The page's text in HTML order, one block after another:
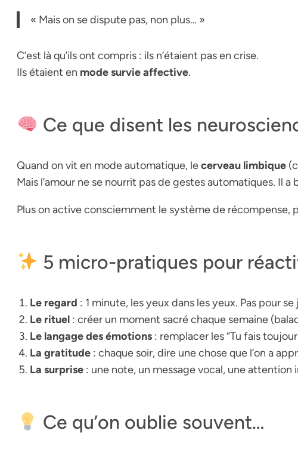
« Mais on se dispute pas, non plus… »
C’est là qu’ils ont compris : ils n’étaient pas en crise.
Ils étaient en mode survie affective.
Ce que disent les
Quand on vit en mode automatique, lecerveau limbique
Mais l’amour ne se nourrit pas de gestes automatiques. Il a
Plus on active consciemment le système de récompense,
5 micro-pratiques pour
Le regard : 1 minute, les yeux dans les yeux. Pas pour
Le rituel : créer un moment sacré chaque semaine
Le langage des émotions : remplacer les “Tu fais
La gratitude : chaque soir, dire une chose que l’on a
La surprise : une note, un message vocal, une
Ce qu’on oublie souvent…